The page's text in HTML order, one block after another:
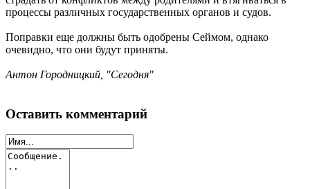
процессы различных государственных органов и судов.
Поправки еще должны быть одобрены Сеймом, однако
очевидно, что они будут приняты.
Антон Городницкий, "Сегодня"
Оставить комментарий